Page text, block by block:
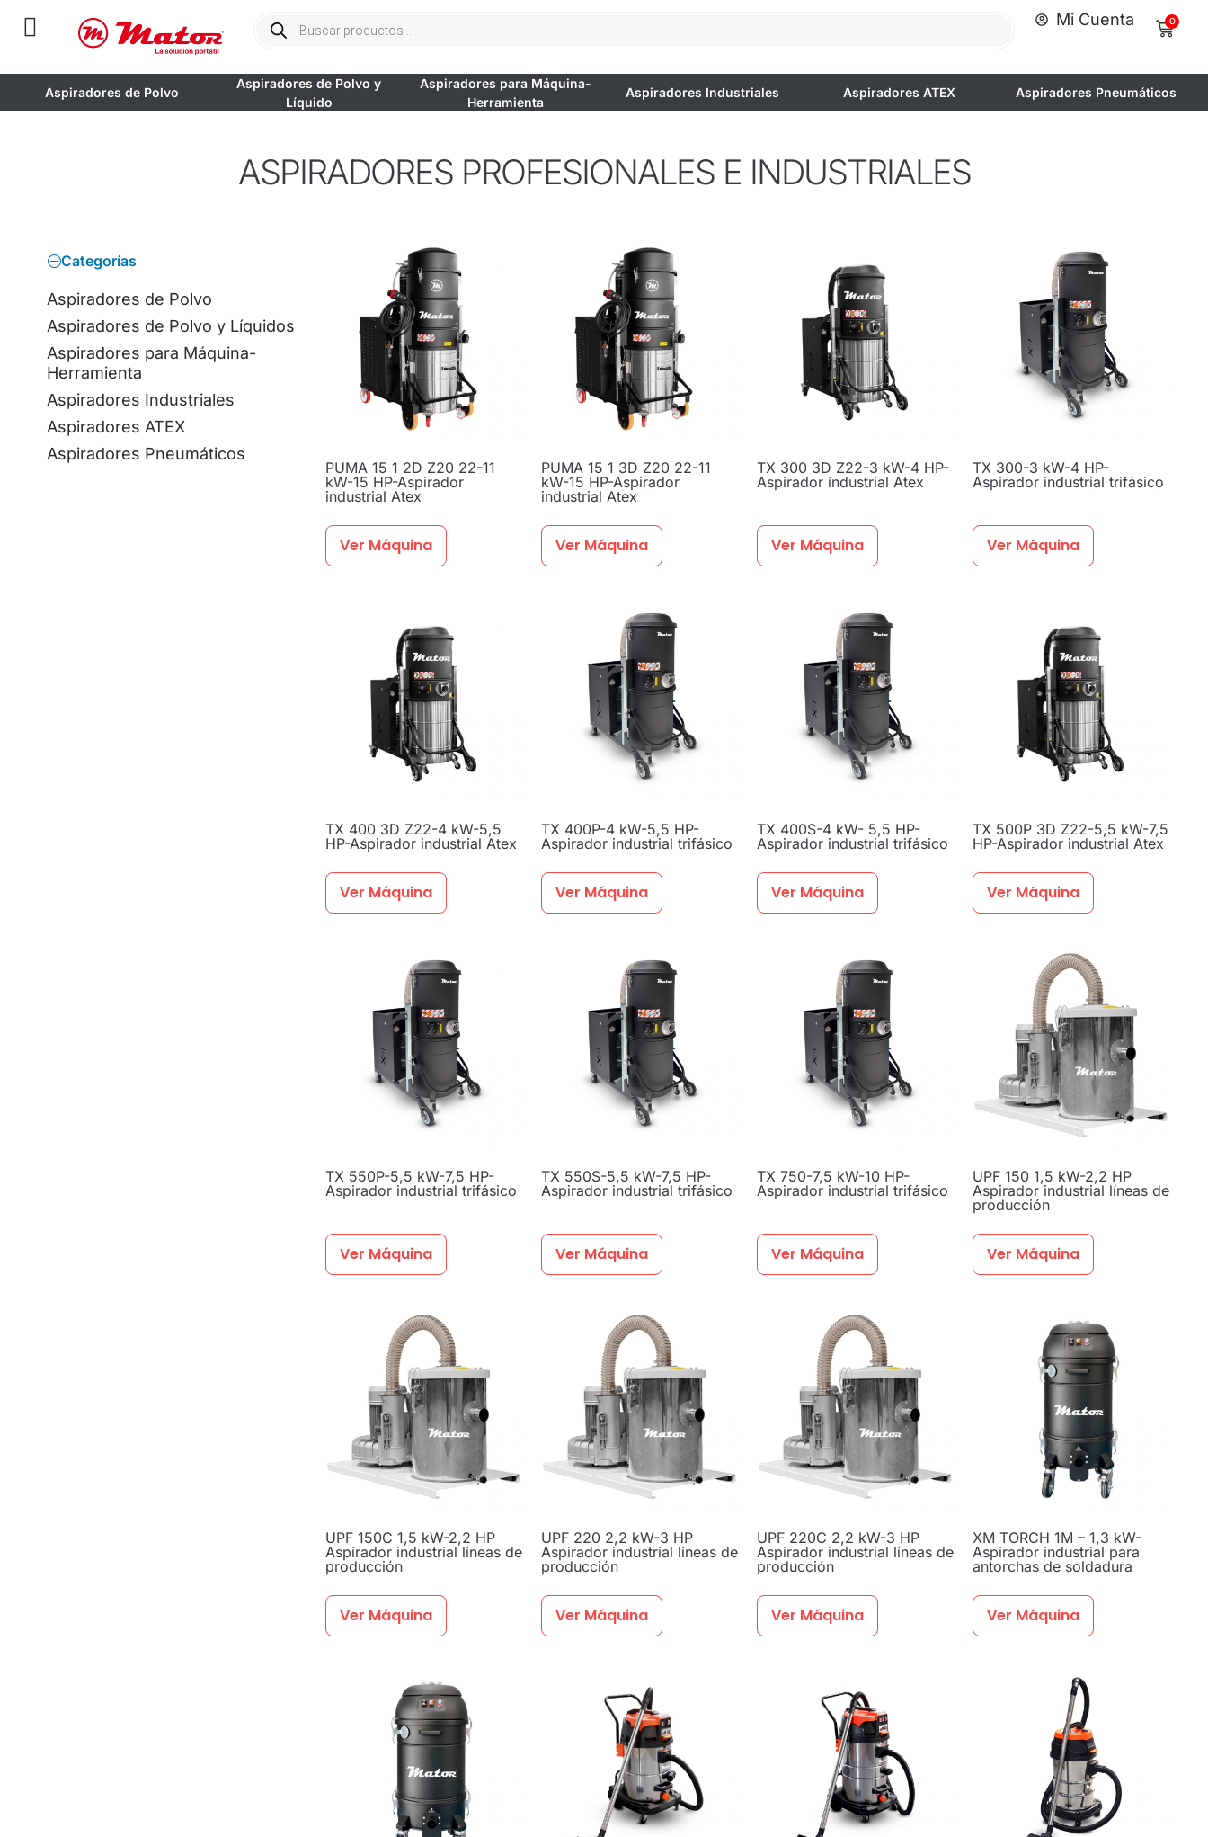
Mi Cuenta 0
Aspiradores de Polvo
Aspiradores de Polvo y
Líquido
Aspiradores para Máquina-
Herramienta
Aspiradores Industriales Aspiradores ATEX Aspiradores Pneumáticos
ASPIRADORES PROFESIONALES E INDUSTRIALES
Categorías
Aspiradores de Polvo
Aspiradores de Polvo y Líquidos
Aspiradores para Máquina-
Herramienta
Aspiradores Industriales
Aspiradores ATEX
Aspiradores Pneumáticos
PUMA 15 1 2D Z20 22-11
kW-15 HP-Aspirador
industrial Atex
Ver Máquina
PUMA 15 1 3D Z20 22-11
kW-15 HP-Aspirador
industrial Atex
Ver Máquina
TX 300 3D Z22-3 kW-4 HP-
Aspirador industrial Atex
Ver Máquina
TX 300-3 kW-4 HP-
Aspirador industrial trifásico
Ver Máquina
TX 400 3D Z22-4 kW-5,5
HP-Aspirador industrial Atex
Ver Máquina
TX 400P-4 kW-5,5 HP-
Aspirador industrial trifásico
Ver Máquina
TX 400S-4 kW- 5,5 HP-
Aspirador industrial trifásico
Ver Máquina
TX 500P 3D Z22-5,5 kW-7,5
HP-Aspirador industrial Atex
Ver Máquina
TX 550P-5,5 kW-7,5 HP-
Aspirador industrial trifásico
Ver Máquina
TX 550S-5,5 kW-7,5 HP-
Aspirador industrial trifásico
Ver Máquina
TX 750-7,5 kW-10 HP-
Aspirador industrial trifásico
Ver Máquina
UPF 150 1,5 kW-2,2 HP
Aspirador industrial líneas de
producción
Ver Máquina
UPF 150C 1,5 kW-2,2 HP
Aspirador industrial líneas de
producción
Ver Máquina
UPF 220 2,2 kW-3 HP
Aspirador industrial líneas de
producción
Ver Máquina
UPF 220C 2,2 kW-3 HP
Aspirador industrial líneas de
producción
Ver Máquina
XM TORCH 1M – 1,3 kW-
Aspirador industrial para
antorchas de soldadura
Ver Máquina